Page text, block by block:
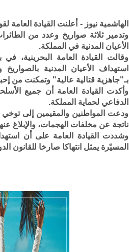
الهاشمية نيوز - أعلنت القيادة
وتدمير ثلاثة صواريخ وعدد من
الأعيان المدنية في المملكة.
وقالت القيادة العامة البحرينية،
استهداف الأعيان المدنية
بـ"جاهزية قتالية عالية" وتمكنت من
وأكدت القيادة العامة أن جميع
الدفاعي لحماية المملكة.
ودعت المواطنين والمقيمين إلى
ناتجة عن مخلفات الهجمات، والإبلاغ
وشددت القيادة العامة على أن
المسيّرة يمثل انتهاكا صارخا للقانون